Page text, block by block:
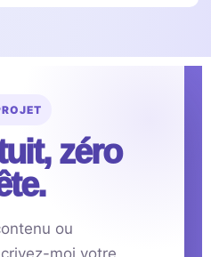
zéro
ou